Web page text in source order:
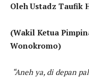
Oleh Ustadz Taufik
(Wakil Ketua
Wonokromo)
“Aneh ya, di depan